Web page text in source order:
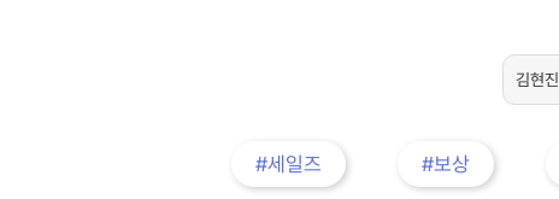
#세일즈 #보상